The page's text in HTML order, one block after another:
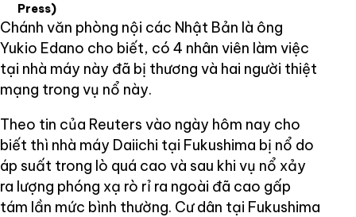
Press)
Chánh văn phòng nội các Nhật Bản là ông
Yukio Edano cho biết, có 4 nhân viên làm việc
tại nhà máy này đã bị thương và hai người thiệt
mạng trong vụ nổ này.
Theo tin của Reuters vào ngày hôm nay cho
biết thì nhà máy Daiichi tại Fukushima bị nổ do
áp suất trong lò quá cao và sau khi vụ nổ xảy
ra lượng phóng xạ rò rỉ ra ngoài đã cao gấp
tám lần mức bình thường. Cư dân tại Fukushima